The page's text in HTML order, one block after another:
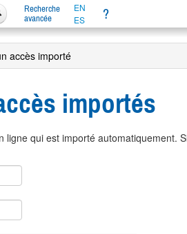
Recherche
avancée
EN
ES
?
accès importé
importés
qui est importé automatiquement.